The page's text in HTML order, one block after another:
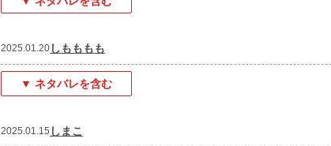
2025.01.20 しもももも
▼ ネタバレを含む
2025.01.15 しまこ